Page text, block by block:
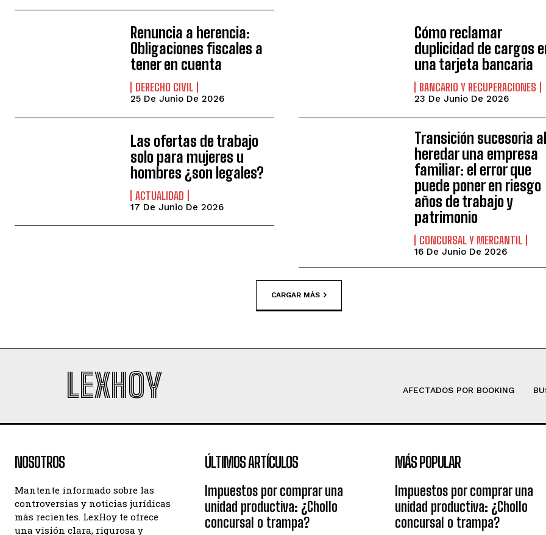
Renuncia a herencia:
Obligaciones fiscales a
tener en cuenta
DERECHO CIVIL
25 De Junio De 2026
Cómo reclamar
duplicidad de cargos
una tarjeta bancaria
BANCARIO Y RECUPERACIONES
23 De Junio De 2026
Las ofertas de trabajo
solo para mujeres u
hombres ¿son legales?
ACTUALIDAD
17 De Junio De 2026
Transición sucesoria al
heredar una empresa
familiar: el error que
puede poner en riesgo
años de trabajo y
patrimonio
CONCURSAL Y MERCANTIL
16 De Junio De 2026
CARGAR MÁS
LEXHOY AFECTADOS POR BOOKING
NOSOTROS
Mantente informado sobre las
controversias y noticias jurídicas
más recientes. LexHoy te ofrece
una visión clara, rigurosa y
ÚLTIMOS ARTÍCULOS
Impuestos por comprar una
unidad productiva: ¿Chollo
concursal o trampa?
MÁS POPULAR
Impuestos por comprar una
unidad productiva: ¿Chollo
concursal o trampa?